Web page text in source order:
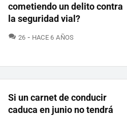
cometiendo un delito contra
la seguridad vial?
26 COMENTARIOS
HACE 6 AÑOS
Si un carnet de conducir
caduca en junio no tendrá